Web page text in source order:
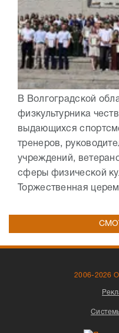
В Волгоградской
физкультурника
выдающихся
тренеров,
учреждений,
сферы физической
Торжественная
2006-2026